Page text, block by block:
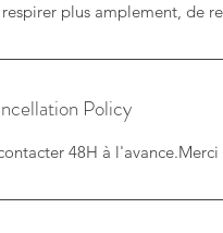
plus amplement, de
Policy